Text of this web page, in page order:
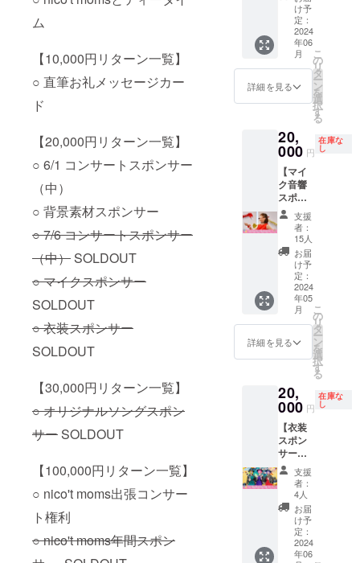
ム
【10,000円リターン一覧】
○ 直筆お礼メッセージカー
ド
【20,000円リターン一覧】
○ 6/1 コンサートスポンサー
（中）
○ 背景素材スポンサー
○ 7/6 コンサートスポンサー
（中）SOLDOUT
○ マイクスポンサー
SOLDOUT
○ 衣装スポンサー
SOLDOUT
【30,000円リターン一覧】
○ オリジナルソングスポン
サーSOLDOUT
【100,000円リターン一覧】
○ nico't moms出張コンサー
ト権利
○ nico't moms年間スポン
社・宗
教・政
治活動
に寄与
するも
称の名
入れは
せん ※
キャン
セル・
ご返金
不可
（権利
譲渡
可） ※
写真は
イメー
ジです
（実際
の作成
時にデ
ザイン
が変更
となる
場合が
ありま
可） ※
写真は
イメー
ジです
負担を
お願い
します
※有料開
催・無
の判断
は主催
せしま
す ※パ
フォー
マンス
ができ
るエリ
アの確
保をお
願いい
たしま
す（横
7m以上
×奥行き
3m以
規模な
ど必要
なス
タッフ
さんの
手配を
お願い
いたし
ます。
（遠方
の場
合、マ
イク、
ミキ
サー、
トを届
けるこ
とが実
現した
際には
告をお
送りさ
ます。
子ども
達のた
めにご
協力い
ただけ
る“あし
ながお
じさ
ん”のよ
うな支
援者様
がい
らっ
ら是非
よろし
しま
す！ ※
出演者3
名とス
タッフ1
名の交
通費を
含みま
す ※出
張先の
園は決
定して
おりま
線、東
急東横
線・目
黒線
「武蔵
小杉
駅」か
やすい
お席を
指定し
てご用
意させ
ていた
だきま
す。 観
劇はも
ちろ
ん、み
んなで
歌って
踊る参
加型
リーコ
ンサー
にはフ
ロアに
座るス
タイル
となっ
ており
ます。
※同伴の
お子様
は無料
で同じ
エリア
でご観
10:30~
11:15
場所：
川崎市
生活文
化会館
くの
ホー
奈川県
川崎市
高津区
溝口1-
6-10
https://t
ekuno-
kawasa
ki.com/
access/
・JR南
武線
「武蔵
溝ノ口
・東急
田園都
市線
「溝の
口駅」
より徒
歩5分
前方の
見やす
いお席
を指定
してご
用意さ
ト 選
べる指
定席チ
ケット
（特典
２種
付）】
新作
ファミ
リーコ
ンサー
ト～こ
ちら
nico't
研究所
～』 日
時：
6/1（土
10:30~
11:15
場所：
川崎市
総合自
治会館
区小杉
町3丁目
https://
www.jic
hizaida
n.or.jp/a
ccess
map/
JR南武
線、東
急東横
線・目
黒線
け予
定：
2024
年06
月
詳細を見る
こ
の
リ
タ
ー
ン
を
選
択
す
る
20,
000 円
在庫な
し
【マイ
ク音響
スポン
サー】
コン
サート
で欠か
せない
音響機
材のう
ち「ワ
イヤレ
スハン
ドマイ
ク」
ヘッド
セッ
ト」
「ミキ
サー」
などを
購入さ
せてい
ただく
ための
スポン
サーに
なれる
権利で
支援
者：
15人
お届
け予
定：
2024
年05
月
詳細を見る
こ
の
リ
タ
ー
ン
を
選
択
す
る
20,
000 円
在庫な
し
【衣装
スポン
サー】
nico't
moms
の作品
に欠か
せない
華やか
な衣
装。 皆
支援
者：
4人
お届
け予
定：
2024
年06